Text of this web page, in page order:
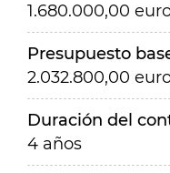
1.680.000,00
Presupuesto
2.032.800,00
Duración del
4 años